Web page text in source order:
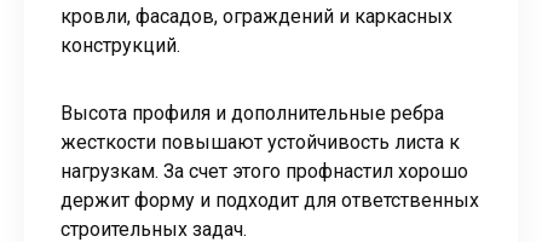
кровли, фасадов, ограждений и каркасных
конструкций.
Высота профиля и дополнительные ребра
жесткости повышают устойчивость листа к
нагрузкам. За счет этого профнастил хорошо
держит форму и подходит для ответственных
строительных задач.